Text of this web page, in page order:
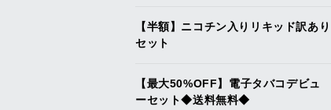
【半額】ニコチン入りリキッド訳あり
セット
【最大50%OFF】電子タバコデビュ
ーセット◆送料無料◆